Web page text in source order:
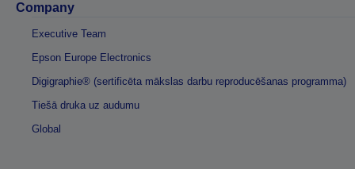
Company
Executive Team
Epson Europe Electronics
Digigraphie® (sertificēta mākslas darbu reproducēšanas programma)
Tiešā druka uz audumu
Global